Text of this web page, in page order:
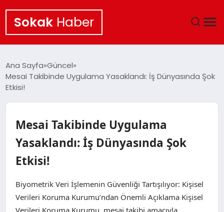
Sokak Haber
EKONOMI
KÜLTÜR SANAT
SAĞLIK
Ana Sayfa Güncel
Mesai Takibinde Uygulama Yasaklandı: İş Dünyasında Şok
Etkisi!
Mesai Takibinde Uygulama
Yasaklandı: İş Dünyasında Şok
Etkisi!
Biyometrik Veri İşlemenin Güvenliği Tartışılıyor: Kişisel
Verileri Koruma Kurumu’ndan Önemli Açıklama Kişisel
Verileri Koruma Kurumu, mesai takibi amacıyla